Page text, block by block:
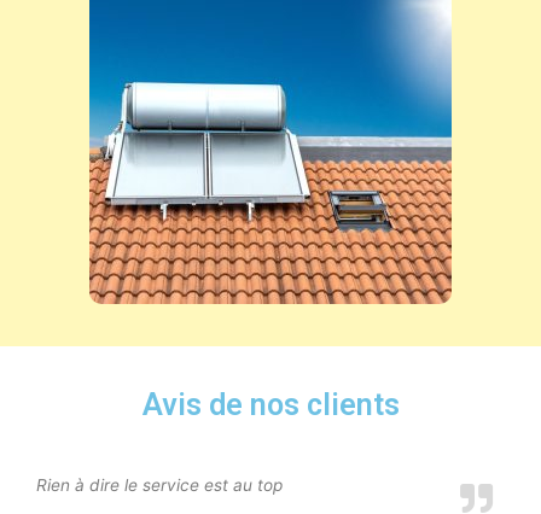
Avis de nos clients
Rien à dire le service est au top